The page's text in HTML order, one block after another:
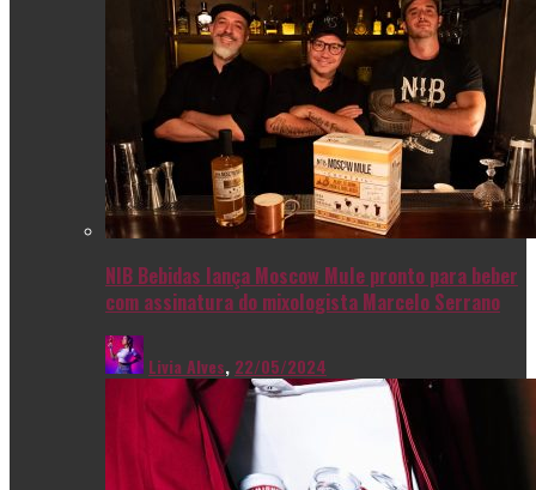
NIB Bebidas lança Moscow Mule pronto para beber
com assinatura do mixologista Marcelo Serrano
Livia Alves, 22/05/2024